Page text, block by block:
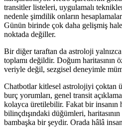
transitler listeleri, uygulamalı
nedenle şimdilik onların
Günün birinde çok daha gelişmiş
noktada değiller.
Bir diğer taraftan da astroloji yalnızca
toplamı değildir. Doğum haritasının
veriyle değil, sezgisel deneyimle
Chatbotlar kitlesel astrolojiyi çoktan
burç yorumları, genel transit
kolayca üretilebilir. Fakat bir insanın
bilinçdışındaki düğümleri,
bambaşka bir şeydir. Orada hâlâ